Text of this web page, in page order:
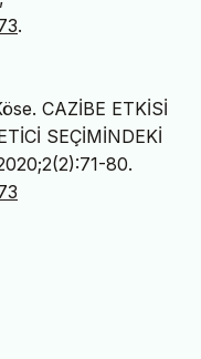
.
CAZİBE ETKİSİ
SEÇİMİNDEKİ
80.